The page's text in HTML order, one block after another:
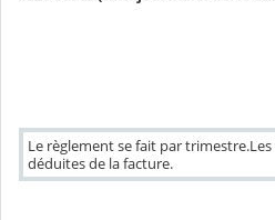
Le règlement se fait par
déduites de la facture.